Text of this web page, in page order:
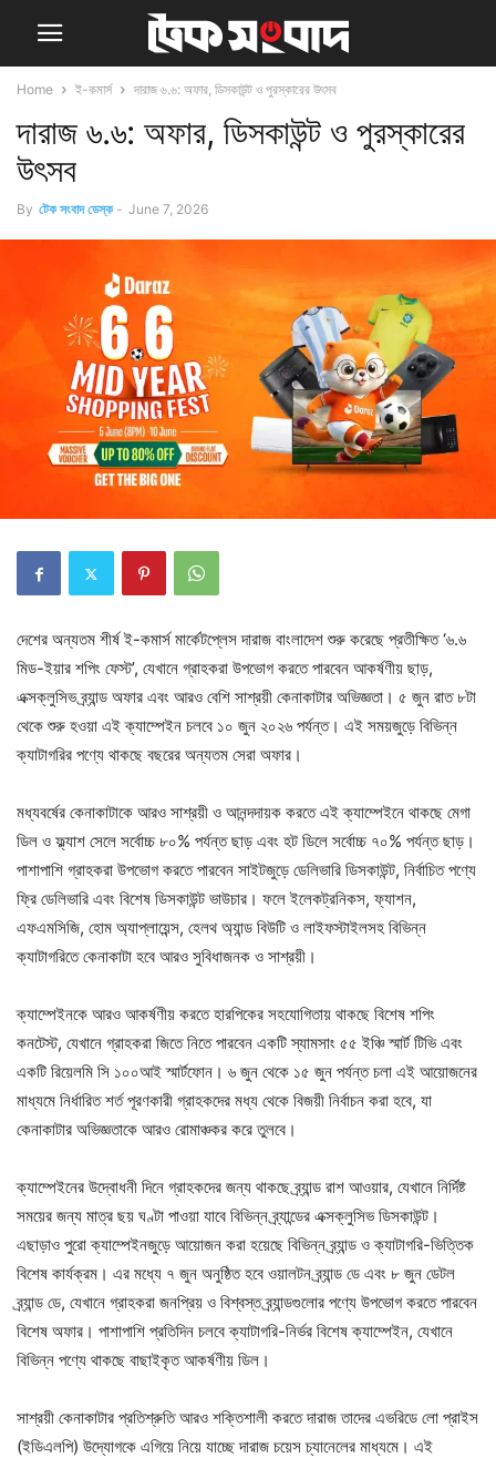
Home ই-কমার্স দারাজ ৬.৬: অফার, ডিসকাউন্ট ও পুরস্কারের উৎসব
দারাজ ৬.৬: অফার, ডিসকাউন্ট ও পুরস্কারের
উৎসব
By টেক সংবাদ ডেস্ক - June 7, 2026
দেশের অন্যতম শীর্ষ ই-কমার্স মার্কেটপ্লেস দারাজ বাংলাদেশ শুরু করেছে প্রতীক্ষিত ‘৬.৬
মিড-ইয়ার শপিং ফেস্ট’, যেখানে গ্রাহকরা উপভোগ করতে পারবেন আকর্ষণীয় ছাড়,
এক্সক্লুসিভ ব্র্যান্ড অফার এবং আরও বেশি সাশ্রয়ী কেনাকাটার অভিজ্ঞতা। ৫ জুন রাত ৮টা
থেকে শুরু হওয়া এই ক্যাম্পেইন চলবে ১০ জুন ২০২৬ পর্যন্ত। এই সময়জুড়ে বিভিন্ন
ক্যাটাগরির পণ্যে থাকছে বছরের অন্যতম সেরা অফার।
মধ্যবর্ষের কেনাকাটাকে আরও সাশ্রয়ী ও আনন্দদায়ক করতে এই ক্যাম্পেইনে থাকছে মেগা
ডিল ও ফ্ল্যাশ সেলে সর্বোচ্চ ৮০% পর্যন্ত ছাড় এবং হট ডিলে সর্বোচ্চ ৭০% পর্যন্ত ছাড়।
পাশাপাশি গ্রাহকরা উপভোগ করতে পারবেন সাইটজুড়ে ডেলিভারি ডিসকাউন্ট, নির্বাচিত পণ্যে
ফ্রি ডেলিভারি এবং বিশেষ ডিসকাউন্ট ভাউচার। ফলে ইলেকট্রনিকস, ফ্যাশন,
এফএমসিজি, হোম অ্যাপ্লায়েন্স, হেলথ অ্যান্ড বিউটি ও লাইফস্টাইলসহ বিভিন্ন
ক্যাটাগরিতে কেনাকাটা হবে আরও সুবিধাজনক ও সাশ্রয়ী।
ক্যাম্পেইনকে আরও আকর্ষণীয় করতে হারপিকের সহযোগিতায় থাকছে বিশেষ শপিং
কনটেস্ট, যেখানে গ্রাহকরা জিতে নিতে পারবেন একটি স্যামসাং ৫৫ ইঞ্চি স্মার্ট টিভি এবং
একটি রিয়েলমি সি ১০০আই স্মার্টফোন। ৬ জুন থেকে ১৫ জুন পর্যন্ত চলা এই আয়োজনের
মাধ্যমে নির্ধারিত শর্ত পূরণকারী গ্রাহকদের মধ্য থেকে বিজয়ী নির্বাচন করা হবে, যা
কেনাকাটার অভিজ্ঞতাকে আরও রোমাঞ্চকর করে তুলবে।
ক্যাম্পেইনের উদ্বোধনী দিনে গ্রাহকদের জন্য থাকছে ব্র্যান্ড রাশ আওয়ার, যেখানে নির্দিষ্ট
সময়ের জন্য মাত্র ছয় ঘণ্টা পাওয়া যাবে বিভিন্ন ব্র্যান্ডের এক্সক্লুসিভ ডিসকাউন্ট।
এছাড়াও পুরো ক্যাম্পেইনজুড়ে আয়োজন করা হয়েছে বিভিন্ন ব্র্যান্ড ও ক্যাটাগরি-ভিত্তিক
বিশেষ কার্যক্রম। এর মধ্যে ৭ জুন অনুষ্ঠিত হবে ওয়ালটন ব্র্যান্ড ডে এবং ৮ জুন ডেটল
ব্র্যান্ড ডে, যেখানে গ্রাহকরা জনপ্রিয় ও বিশ্বস্ত ব্র্যান্ডগুলোর পণ্যে উপভোগ করতে পারবেন
বিশেষ অফার। পাশাপাশি প্রতিদিন চলবে ক্যাটাগরি-নির্ভর বিশেষ ক্যাম্পেইন, যেখানে
বিভিন্ন পণ্যে থাকছে বাছাইকৃত আকর্ষণীয় ডিল।
সাশ্রয়ী কেনাকাটার প্রতিশ্রুতি আরও শক্তিশালী করতে দারাজ তাদের এভরিডে লো প্রাইস
(ইডিএলপি) উদ্যোগকে এগিয়ে নিয়ে যাচ্ছে দারাজ চয়েস চ্যানেলের মাধ্যমে। এই